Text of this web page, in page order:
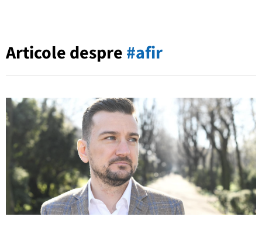
Articole despre #afir